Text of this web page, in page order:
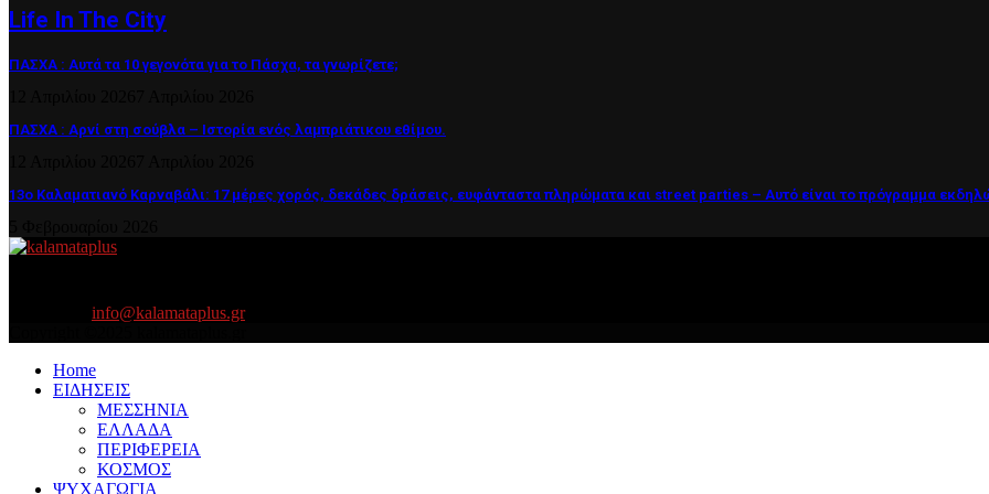
Life In The City
ΠΑΣΧΑ : Αυτά τα 10 γεγονότα για το Πάσχα, τα γνωρίζετε;
ΠΑΣΧΑ : Αρνί στη σούβλα – Ιστορία ενός λαμπριάτικου εθίμου.
13ο Καλαματιανό Καρναβάλι: 17 μέρες χορός, δεκάδες δράσεις, ευφάνταστα πληρώματα και street parties – Αυτό είναι το πρόγραμμα
info@kalamataplus.gr
Home
ΕΙΔΗΣΕΙΣ
ΜΕΣΣΗΝΙΑ
ΕΛΛΑΔΑ
ΠΕΡΙΦΕΡΕΙΑ
ΚΟΣΜΟΣ
ΨΥΧΑΓΩΓΙΑ